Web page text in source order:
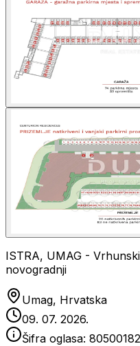
ISTRA, UMAG -
novogradnji
Umag, Hrvatska
09. 07. 2026.
Šifra oglasa: